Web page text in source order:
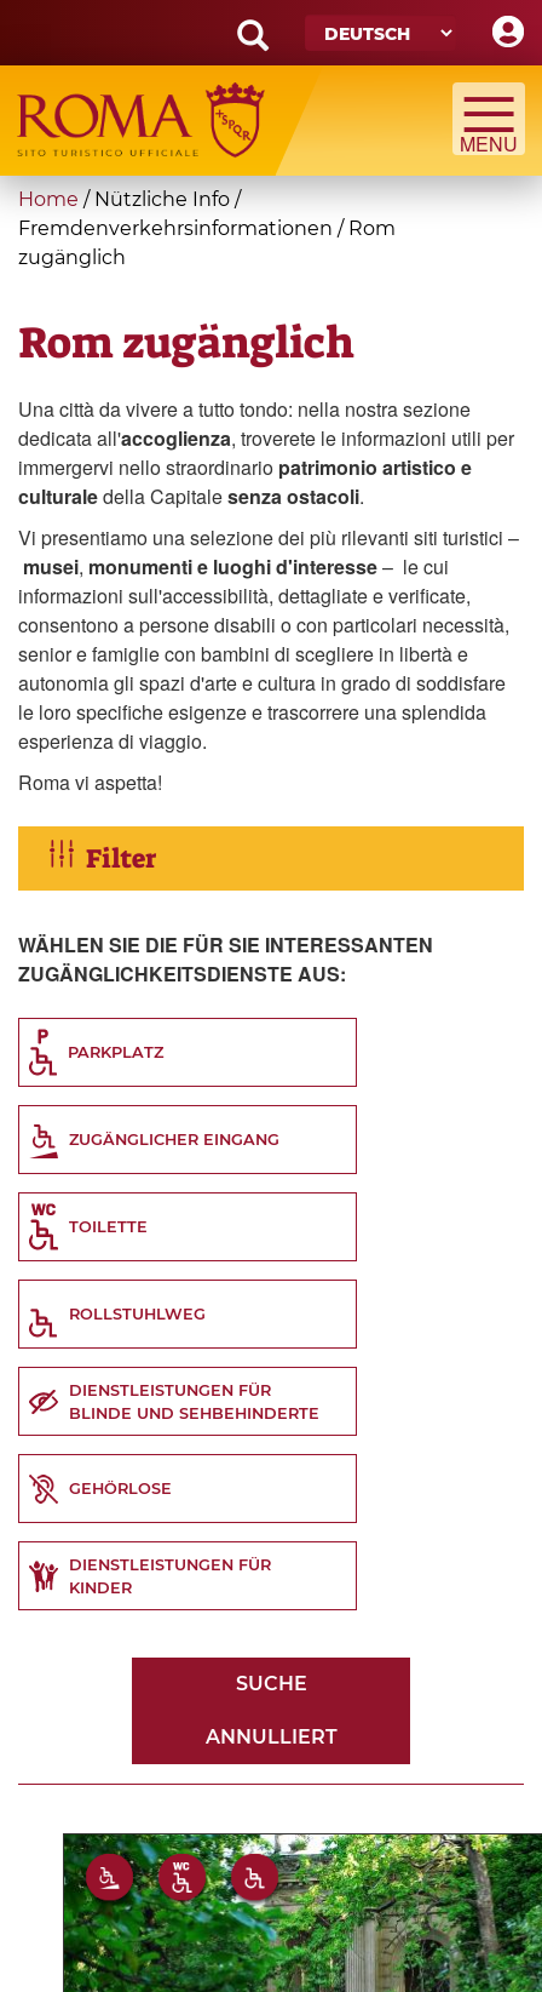
main
content
Search
form
Suche
You
are
here
Home / Nützliche Info /
Fremdenverkehrsinformationen / Rom
zugänglich
Rom zugänglich
Una città da vivere a tutto tondo: nella nostra sezione
dedicata all'accoglienza, troverete le informazioni utili per
immergervi nello straordinario patrimonio artistico e
culturaledella Capitalesenza ostacoli.
Vi presentiamo una selezione dei più rilevanti siti turistici –
musei, monumenti e luoghi d'interesse– le cui
informazioni sull'accessibilità, dettagliate e verificate,
consentono a persone disabili o con particolari necessità,
senior e famiglie con bambini di scegliere in libertà e
autonomia gli spazi d'arte e cultura in grado di soddisfare
le loro specifiche esigenze e trascorrere una splendida
esperienza di viaggio.
Roma vi aspetta!
Filter
WÄHLEN SIE DIE FÜR SIE INTERESSANTEN
ZUGÄNGLICHKEITSDIENSTE AUS:
PARKPLATZ
ZUGÄNGLICHER EINGANG
TOILETTE
ROLLSTUHLWEG
DIENSTLEISTUNGEN FÜR
BLINDE UND SEHBEHINDERTE
GEHÖRLOSE
DIENSTLEISTUNGEN FÜR
KINDER
SUCHE
ANNULLIERT